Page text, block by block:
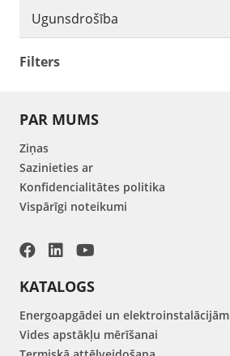
Ugunsdrošība
Filters
PAR MUMS
Ziņas
Sazinieties ar
Konfidencialitātes politika
Vispārīgi noteikumi
KATALOGS
Energoapgādei un elektroinstalācijām
Vides apstākļu mērīšanai